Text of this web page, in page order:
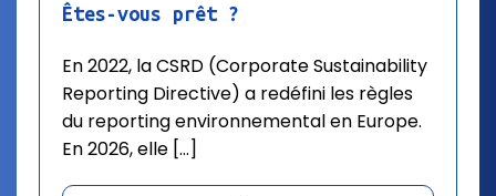
Êtes-vous prêt ?
En 2022, la CSRD (Corporate Sustainability
Reporting Directive) a redéfini les règles
du reporting environnemental en Europe.
En 2026, elle […]